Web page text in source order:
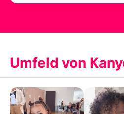
Umfeld von